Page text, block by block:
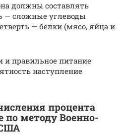
должны составлять
— сложные углеводы
— белки (мясо, яйца и
правильное питание
наступление
процента
по методу Военно-